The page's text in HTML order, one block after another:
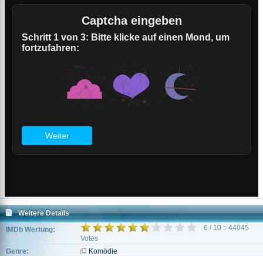
Weitere Details
IMDb Wertung:
6 / 10 :: 44045
Votes
Genre:
Komödie